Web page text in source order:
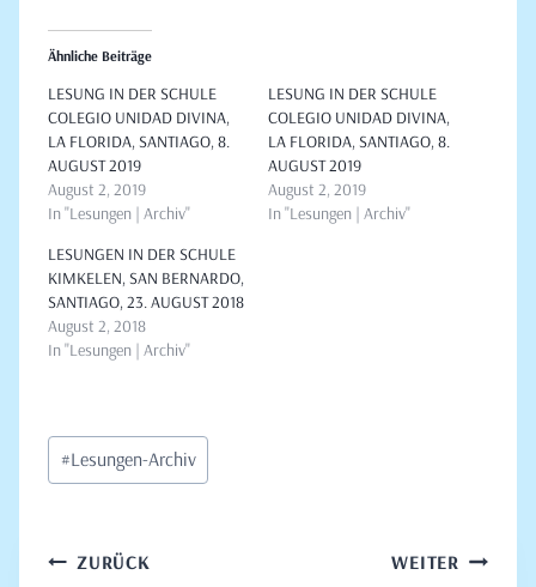
Ähnliche Beiträge
LESUNG IN DER SCHULE
COLEGIO UNIDAD DIVINA,
LA FLORIDA, SANTIAGO, 8.
AUGUST 2019
August 2, 2019
In "Lesungen | Archiv"
LESUNG IN DER SCHULE
COLEGIO UNIDAD DIVINA,
LA FLORIDA, SANTIAGO, 8.
AUGUST 2019
August 2, 2019
In "Lesungen | Archiv"
LESUNGEN IN DER SCHULE
KIMKELEN, SAN BERNARDO,
SANTIAGO, 23. AUGUST 2018
August 2, 2018
In "Lesungen | Archiv"
Schlagworte:
#Lesungen-Archiv
Beitragsnavigation
ZURÜCK WEITER